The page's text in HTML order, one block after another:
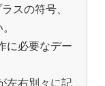
スの符号、
に必要なデー
左右別々に記